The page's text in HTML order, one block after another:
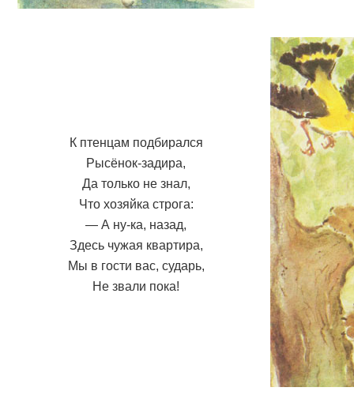
К птенцам подбирался
Рысёнок-задира,
Да только не знал,
Что хозяйка строга:
— А ну-ка, назад,
Здесь чужая квартира,
Мы в гости вас, сударь,
Не звали пока!